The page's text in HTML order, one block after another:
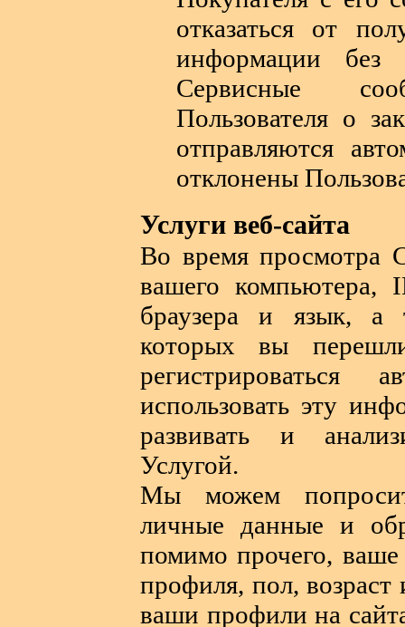
отказаться от
информации без
Сервисные
Пользователя о
отправляются
отклонены
Услуги веб-сайта
Во время просмотра
вашего компьютера,
браузера и язык, а
которых вы
использовать эту
развивать и
Услугой.
Мы можем
личные данные и
помимо прочего,
профиля, пол,
ваши профили на